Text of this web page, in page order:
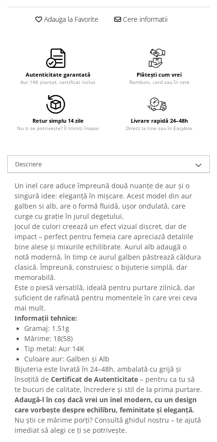
Adauga la Favorite Cere informatii
Autenticitate garantată
Aur 14K ștanțat, certificat inclus
Plătești cum vrei
Ramburs, card sau în rate
Retur simplu 14 zile
Nu ți se potrivește? Îl trimiți înapoi
Livrare rapidă 24–48h
Direct la tine sau în Easybox
Descriere
Un inel care aduce împreună două nuanțe de aur și o
singură idee: eleganță în mișcare. Acest model din aur
galben si alb, are o formă fluidă, ușor ondulată, care
curge cu grație în jurul degetului.
Jocul de culori creează un efect vizual discret, dar de
impact – perfect pentru femeia care apreciază detaliile
bine alese și mixurile echilibrate. Aurul alb adaugă o
notă modernă, în timp ce aurul galben păstrează căldura
clasică. Împreună, construiesc o bijuterie simplă, dar
memorabilă.
Este o piesă versatilă, ideală pentru purtare zilnică, dar
suficient de rafinată pentru momentele în care vrei ceva
mai mult.
Informații tehnice:
Gramaj: 1.51g
Mărime: 18(58)
Tip metal: Aur 14K
Culoare aur: Galben și Alb
Bijuteria este livrată în 24–48h, ambalată cu grijă și
însoțită de Certificat de Autenticitate – pentru ca tu să
te bucuri de calitate, încredere și stil de la prima purtare.
Adaugă-l în coș dacă vrei un inel modern, cu un design
care vorbește despre echilibru, feminitate și eleganță.
Nu știi ce mărime porți? Consultă ghidul nostru – te ajută
imediat să alegi ce ți se potrivește.